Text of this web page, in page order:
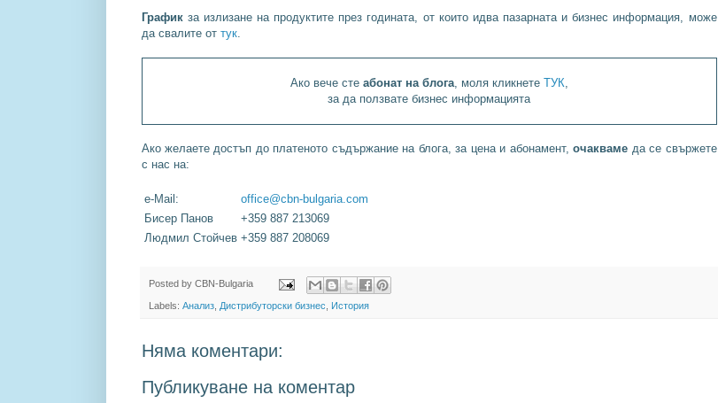
Графикза излизане на продуктите през годината, от които идва пазарната и бизнес информация, може
да свалите от тук.
Ако вече сте абонат на блога, моля кликнете ТУК,
за да ползвате бизнес информацията
Ако желаете достъп до платеното съдържание на блога, за цена и абонамент,очакваме да се свържете
с нас на:
e-Mail:
office@cbn-bulgaria.com
Бисер Панов
+359 887 213069
Людмил Стойчев +359 887 208069
Posted by CBN-Bulgaria
Labels: Анализ, Дистрибуторски бизнес История
Няма коментари:
Публикуване на коментар